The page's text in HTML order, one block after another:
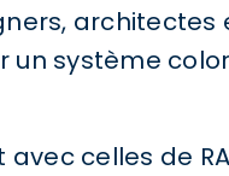
système
celles de